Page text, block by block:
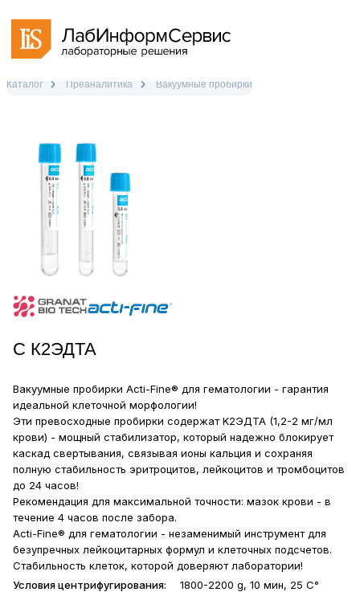
Каталог Преаналитика Вакуумные пробирки
С К2ЭДТА
Вакуумные пробирки Acti-Fine® для гематологии - гарантия
идеальной клеточной морфологии!
Эти превосходные пробирки содержат K2ЭДТА (1,2-2 мг/мл
крови) - мощный стабилизатор, который надежно блокирует
каскад свертывания, связывая ионы кальция и сохраняя
полную стабильность эритроцитов, лейкоцитов и тромбоцитов
до 24 часов!
Рекомендация для максимальной точности: мазок крови - в
течение 4 часов после забора.
Acti-Fine® для гематологии - незаменимый инструмент для
безупречных лейкоцитарных формул и клеточных подсчетов.
Стабильность клеток, которой доверяют лаборатории!
Условия центрифугирования:
1800-2200 g, 10 мин, 25 С°